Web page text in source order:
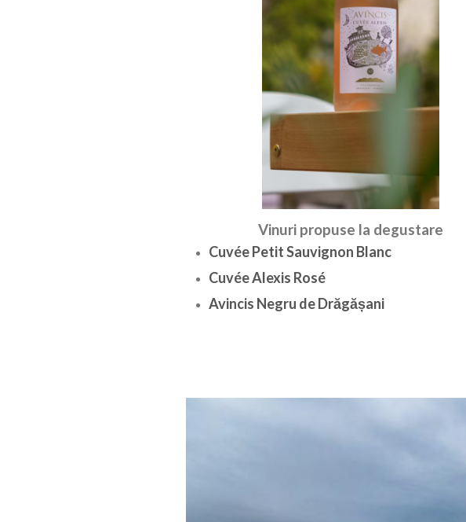
Vinuri propuse la degustare
Cuvée Petit Sauvignon Blanc
Cuvée Alexis Rosé
Avincis Negru de Drăgășani